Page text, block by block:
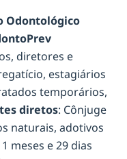
Odontológico
diretores e
estagiários
temporários,
diretos: Cônjuge
naturais, adotivos
meses e 29 dias